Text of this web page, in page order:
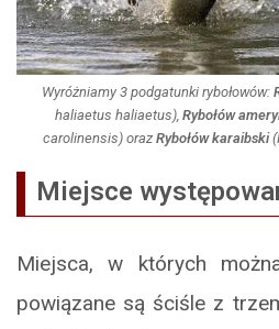
Wyróżniamy 3 podgatunki rybołowów:
haliaetus haliaetus), Rybołów
carolinensis) oraz Rybołów karaibski
Miejsce
Miejsca, w których
powiązane są ściśle z